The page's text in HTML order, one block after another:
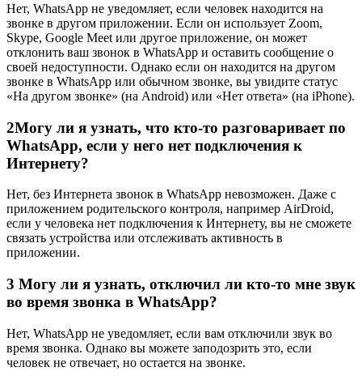
Нет, WhatsApp не уведомляет, если человек находится на
звонке в другом приложении. Если он использует Zoom,
Skype, Google Meet или другое приложение, он может
отклонить ваш звонок в WhatsApp и оставить сообщение о
своей недоступности. Однако если он находится на другом
звонке в WhatsApp или обычном звонке, вы увидите статус
«На другом звонке» (на Android) или «Нет ответа» (на iPhone).
2Могу ли я узнать, что кто-то разговаривает по
WhatsApp, если у него нет подключения к
Интернету?
Нет, без Интернета звонок в WhatsApp невозможен. Даже с
приложением родительского контроля, например AirDroid,
если у человека нет подключения к Интернету, вы не сможете
связать устройства или отслеживать активность в
приложении.
3 Могу ли я узнать, отключил ли кто-то мне звук
во время звонка в WhatsApp?
Нет, WhatsApp не уведомляет, если вам отключили звук во
время звонка. Однако вы можете заподозрить это, если
человек не отвечает, но остается на звонке.